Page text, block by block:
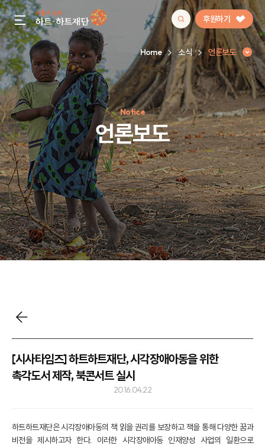
gnb menu open 후원하기
인기 키워드
#정기후원#하트플레이스#캠페인#팬덤후원
Home 소식 언론보도
Notice
언론보도
언론보도
[시사타임즈] 하트하트재단, 시각장애아동을 위한
촉각도서 제작, 북콘서트 실시
2016.04.22
하트하트재단은 시각장애아동의 책 읽을 권리를 보장하고 책을 통해 다양한 꿈과
비전을 제시하고자 한다. 이러한 시각장애아동 인재양성 사업의 일환으로